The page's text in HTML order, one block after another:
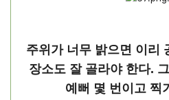
주위가 너무 밝으면 이리
장소도 잘 골라야 한다.
예뻐 몇 번이고 찍